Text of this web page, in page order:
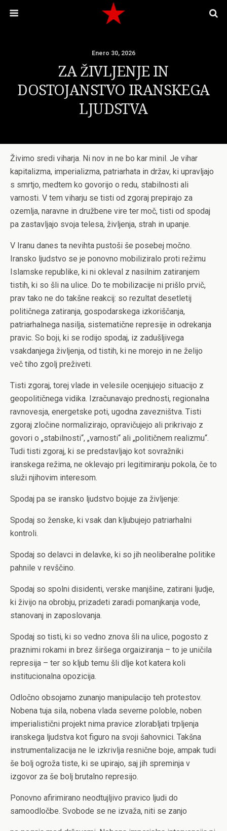
Enero 30, 2026
ZA ŽIVLJENJE IN
DOSTOJANSTVO IRANSKEGA
LJUDSTVA
Živimo sredi viharja. Ni nov in ne bo kar minil. Je vihar
kapitalizma, imperializma, patriarhata in držav, ki upravljajo
s smrtjo, medtem ko govorijo o redu, stabilnosti ali
varnosti. V tem viharju se tisti od zgoraj prepirajo za
ozemlja, naravne in družbene vire ter moč, tisti od spodaj
pa zastavljajo svoja telesa, življenja, strah in upanje.
V Iranu danes ta nevihta pustoši še posebej močno.
Iransko ljudstvo se je ponovno mobiliziralo proti režimu
Islamske republike, ki ni okleval z nasilnim zatiranjem
tistih, ki so šli na ulice. Do te mobilizacije ni prišlo prvič,
prav tako ne do takšne reakcij: so rezultat desetletij
političnega zatiranja, gospodarskega izkoriščanja,
patriarhalnega nasilja, sistematične represije in odrekanja
pravic. So boji, ki se rodijo spodaj, iz zadušljivega
vsakdanjega življenja, od tistih, ki ne morejo in ne želijo
več tiho zgolj preživeti.
Tisti zgoraj, torej vlade in velesile ocenjujejo situacijo z
geopolitičnega vidika. Izračunavajo prednosti, regionalna
ravnovesja, energetske poti, ugodna zavezništva. Tisti
zgoraj zločine normalizirajo, opravičujejo ali prikrivajo z
govori o „stabilnosti“, „varnosti“ ali „političnem realizmu“.
Tudi tisti zgoraj, ki se predstavljajo kot sovražniki
iranskega režima, ne oklevajo pri legitimiranju pokola, če to
služi njihovim interesom.
Spodaj pa se iransko ljudstvo bojuje za življenje:
Spodaj so ženske, ki vsak dan kljubujejo patriarhalni
kontroli.
Spodaj so delavci in delavke, ki so jih neoliberalne politike
pahnile v revščino.
Spodaj so spolni disidenti, verske manjšine, zatirani ljudje,
ki živijo na obrobju, prizadeti zaradi pomanjkanja vode,
stanovanj in zaposlovanja.
Spodaj so tisti, ki so vedno znova šli na ulice, pogosto z
praznimi rokami in brez širšega orgaiziranja – to je uničila
represija – ter so kljub temu šli dlje kot katera koli
institucionalna opozicija.
Odločno obsojamo zunanjo manipulacijo teh protestov.
Nobena tuja sila, nobena vlada severne poloble, noben
imperialistični projekt nima pravice zlorabljati trpljenja
iranskega ljudstva kot figuro na svoji šahovnici. Takšna
instrumentalizacija ne le izkrivlja resnične boje, ampak tudi
še bolj ogroža tiste, ki se upirajo, saj jih spreminja v
izgovor za še bolj brutalno represijo.
Ponovno afirimirano neodtujljivo pravico ljudi do
samoodločbe. Svobode se ne izvaža, niti se zanjo